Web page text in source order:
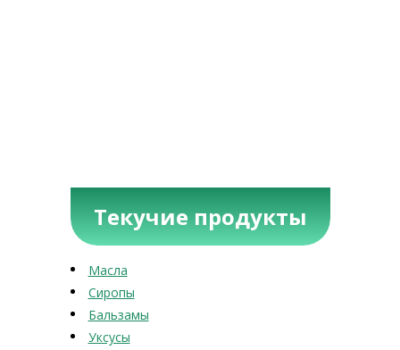
Текучие продукты
Масла
Сиропы
Бальзамы
Уксусы